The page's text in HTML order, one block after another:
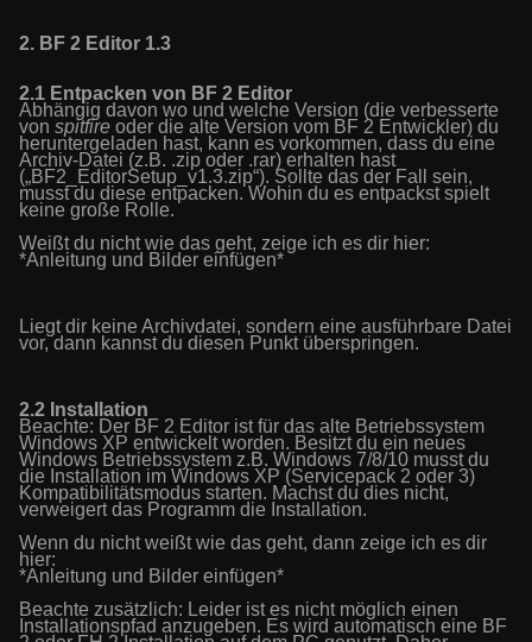
2. BF 2 Editor 1.3
2.1 Entpacken von BF 2 Editor
Abhängig davon wo und welche Version (die verbesserte
von spitfire oder die alte Version vom BF 2 Entwickler) du
heruntergeladen hast, kann es vorkommen, dass du eine
Archiv-Datei (z.B. .zip oder .rar) erhalten hast
(„BF2_EditorSetup_v1.3.zip“). Sollte das der Fall sein,
musst du diese entpacken. Wohin du es entpackst spielt
keine große Rolle.
Weißt du nicht wie das geht, zeige ich es dir hier:
*Anleitung und Bilder einfügen*
Liegt dir keine Archivdatei, sondern eine ausführbare Datei
vor, dann kannst du diesen Punkt überspringen.
2.2 Installation
Beachte: Der BF 2 Editor ist für das alte Betriebssystem
Windows XP entwickelt worden. Besitzt du ein neues
Windows Betriebssystem z.B. Windows 7/8/10 musst du
die Installation im Windows XP (Servicepack 2 oder 3)
Kompatibilitätsmodus starten. Machst du dies nicht,
verweigert das Programm die Installation.
Wenn du nicht weißt wie das geht, dann zeige ich es dir
hier:
*Anleitung und Bilder einfügen*
Beachte zusätzlich: Leider ist es nicht möglich einen
Installationspfad anzugeben. Es wird automatisch eine BF